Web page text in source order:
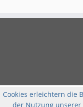
Cookies erleichtern die
der Nutzung unserer